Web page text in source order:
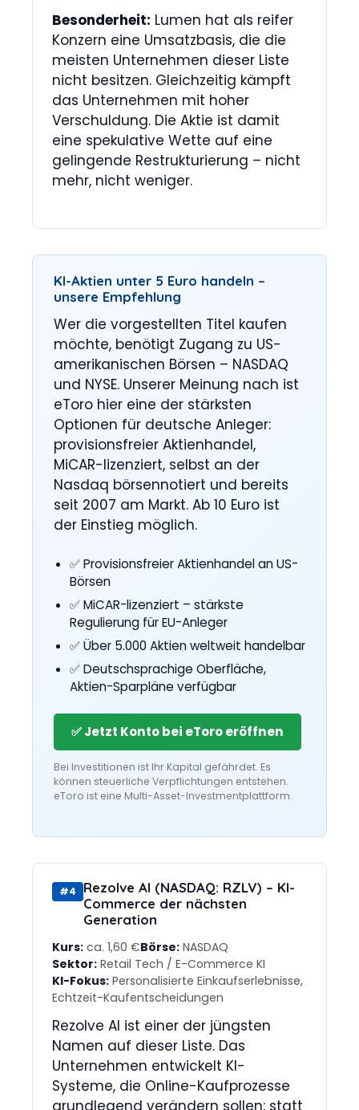
Besonderheit: Lumen hat als reifer
Konzern eine Umsatzbasis, die die
meisten Unternehmen dieser Liste
nicht besitzen. Gleichzeitig kämpft
das Unternehmen mit hoher
Verschuldung. Die Aktie ist damit
eine spekulative Wette auf eine
gelingende Restrukturierung – nicht
mehr, nicht weniger.
KI-Aktien unter 5 Euro handeln –
unsere Empfehlung
Wer die vorgestellten Titel kaufen
möchte, benötigt Zugang zu US-
amerikanischen Börsen – NASDAQ
und NYSE. Unserer Meinung nach ist
eToro hier eine der stärksten
Optionen für deutsche Anleger:
provisionsfreier Aktienhandel,
MiCAR-lizenziert, selbst an der
Nasdaq börsennotiert und bereits
seit 2007 am Markt. Ab 10 Euro ist
der Einstieg möglich.
✅ Provisionsfreier Aktienhandel an US-
Börsen
✅ MiCAR-lizenziert – stärkste
Regulierung für EU-Anleger
✅ Über 5.000 Aktien weltweit handelbar
✅ Deutsch­sprachige Oberfläche,
Aktien-Sparpläne verfügbar
✅ Jetzt Konto bei eToro eröffnen
Bei Investitionen ist Ihr Kapital gefährdet. Es
können steuerliche Verpflichtungen entstehen.
eToro ist eine Multi-Asset-Investmentplattform.
#4
Rezolve AI (NASDAQ: RZLV) – KI-
Commerce der nächsten
Generation
Kurs: ca. 1,60 €Börse: NASDAQ
Sektor: Retail Tech / E-Commerce KI
KI-Fokus: Personalisierte Einkaufserlebnisse,
Echtzeit-Kaufentscheidungen
Rezolve AI ist einer der jüngsten
Namen auf dieser Liste. Das
Unternehmen entwickelt KI-
Systeme, die Online-Kaufprozesse
grundlegend verändern sollen: statt